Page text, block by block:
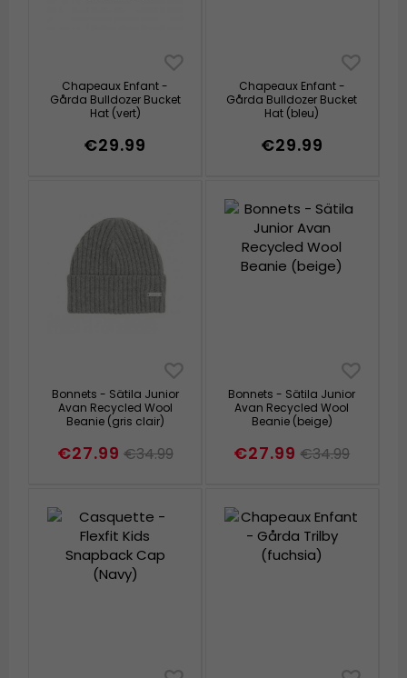
Chapeaux Enfant -
Gårda Bulldozer Bucket
Hat (vert)
€29.99
Chapeaux Enfant -
Gårda Bulldozer Bucket
Hat (bleu)
€29.99
Bonnets - Sätila Junior
Avan Recycled Wool
Beanie (gris clair)
€27.99 €34.99
Bonnets - Sätila Junior
Avan Recycled Wool
Beanie (beige)
€27.99 €34.99